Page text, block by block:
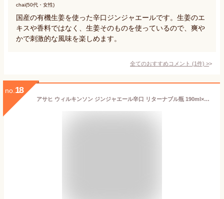
chai(50代・女性)
国産の有機生姜を使った辛口ジンジャエールです。生姜のエ
キスや香料ではなく、生姜そのものを使っているので、爽や
かで刺激的な風味を楽しめます。
全てのおすすめコメント (1件) >
no. 18
アサヒ ウィルキンソン ジンジャエール辛口 リターナブル瓶 190ml×24本